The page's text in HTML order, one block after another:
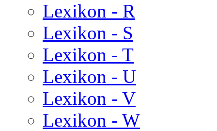
Lexikon - R
Lexikon - S
Lexikon - T
Lexikon - U
Lexikon - V
Lexikon - W